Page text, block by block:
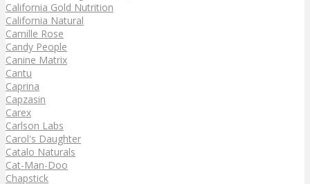
California Gold Nutrition
California Natural
Camille Rose
Candy People
Canine Matrix
Cantu
Caprina
Capzasin
Carex
Carlson Labs
Carol's Daughter
Catalo Naturals
Cat-Man-Doo
Chapstick